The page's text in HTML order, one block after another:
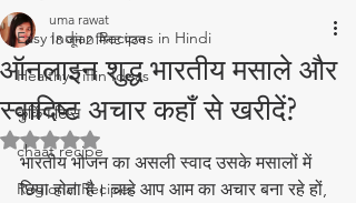
Easy Indian Recipes in Hindi
Healthy Tiffin Ideas
कुकिंग टिप्स
chaat recipe
Regional Recipes
ऑनलाइन शुद्ध भारतीय मसाले और
स्वादिष्ट अचार कहाँ से खरीदें?
uma rawat
18 जून 2 मिनट पठन
5 स्टार में से NaN रेटिंग दी गई।
भारतीय भोजन का असली स्वाद उसके मसालों में
छिपा होता है। चाहे आप आम का अचार बना रहे हों,